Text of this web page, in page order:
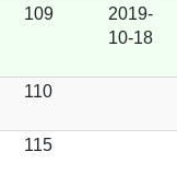
109
2019-
10-18
110
115